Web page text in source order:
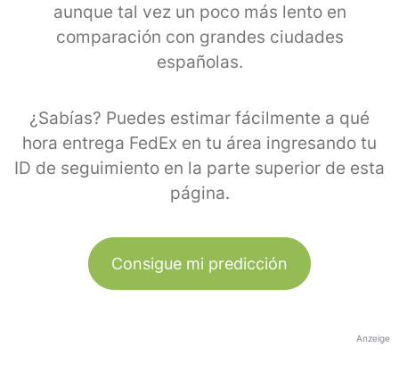
aunque tal vez un poco más lento en
comparación con grandes ciudades
españolas.
¿Sabías? Puedes estimar fácilmente a qué
hora entrega FedEx en tu área ingresando tu
ID de seguimiento en la parte superior de esta
página.
Consigue mi predicción
Anzeige